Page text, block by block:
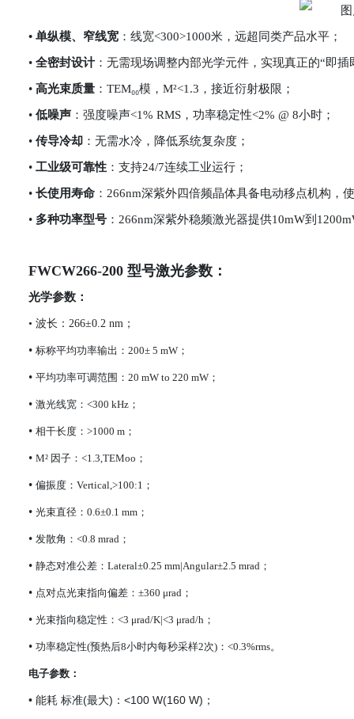
• 单纵模、窄线宽 ：线宽<300>1000米，远超同类产品水平；
• 全密封设计：无需现场调整内部光学元件，实现真正的“即插
• 高光束质量 ：TEM₀₀模，M²<1.3，接近衍射极限；
• 低噪声 ：强度噪声<1% RMS，功率稳定性<2% @ 8小时；
• 传导冷却 ：无需水冷，降低系统复杂度；
• 工业级可靠性 ：支持24/7连续工业运行；
• 长使用寿命 ：266nm深紫外四倍频晶体具备电动移点机构，
• 多种功率型号 ：266nm深紫外稳频激光器提供10mW到
FWCW266-200 型号激光参数：
光学参数：
• 波长：266±0.2 nm；
• 标称平均功率输出：200± 5 mW；
• 平均功率可调范围：20 mW to 220 mW；
• 激光线宽：<300 kHz；
• 相干长度：>1000 m；
• M² 因子：<1.3,TEMoo；
• 偏振度：Vertical,>100:1；
• 光束直径：0.6±0.1 mm；
• 发散角：<0.8 mrad；
• 静态对准公差：Lateral±0.25 mm|Angular±2.5 mrad；
• 点对点光束指向偏差：±360 μrad；
• 光束指向稳定性：<3 μrad/K|<3 μrad/h；
• 功率稳定性(预热后8小时内每秒采样2次)：<0.3%rms。
电子参数：
• 能耗 标准(最大)：<100 W(160 W)；